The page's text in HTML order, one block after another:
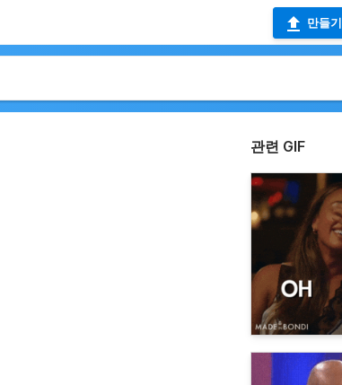
만들기
관련 GIF